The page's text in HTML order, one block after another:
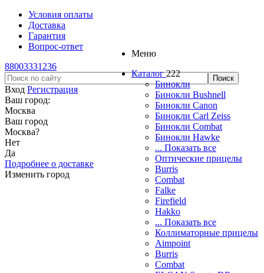
Условия оплаты
Доставка
Гарантия
Вопрос-ответ
88003331236
Вход Регистрация
Ваш город:
Москва
Ваш город
Москва?
Нет
Да
Подробнее о доставке
Изменить город
Меню
Каталог 222
Бинокли
Бинокли Bushnell
Бинокли Canon
Бинокли Carl Zeiss
Бинокли Combat
Бинокли Hawke
... Показать все
Оптические прицелы
Burris
Combat
Falke
Firefield
Hakko
... Показать все
Коллиматорные прицелы
Aimpoint
Burris
Combat